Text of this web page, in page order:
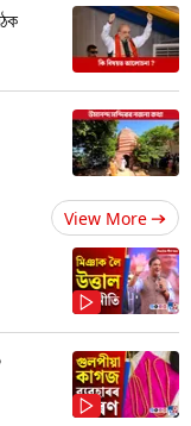
View More